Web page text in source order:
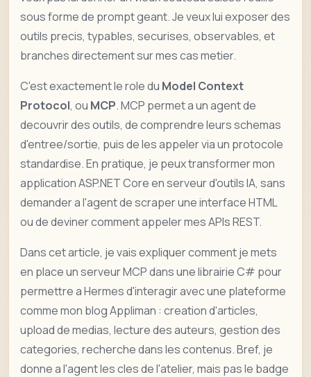
sous forme de prompt geant. Je veux lui exposer des
outils precis, typables, securises, observables, et
branches directement sur mes cas metier.
C'est exactement le role du Model Context
Protocol, ou MCP. MCP permet a un agent de
decouvrir des outils, de comprendre leurs schemas
d'entree/sortie, puis de les appeler via un protocole
standardise. En pratique, je peux transformer mon
application ASP.NET Core en serveur d'outils IA, sans
demander a l'agent de scraper une interface HTML
ou de deviner comment appeler mes APIs REST.
Dans cet article, je vais expliquer comment je mets
en place un serveur MCP dans une librairie C# pour
permettre a Hermes d'interagir avec une plateforme
comme mon blog Appliman : creation d'articles,
upload de medias, lecture des auteurs, gestion des
categories, recherche dans les contenus. Bref, je
donne a l'agent les cles de l'atelier, mais pas le badge